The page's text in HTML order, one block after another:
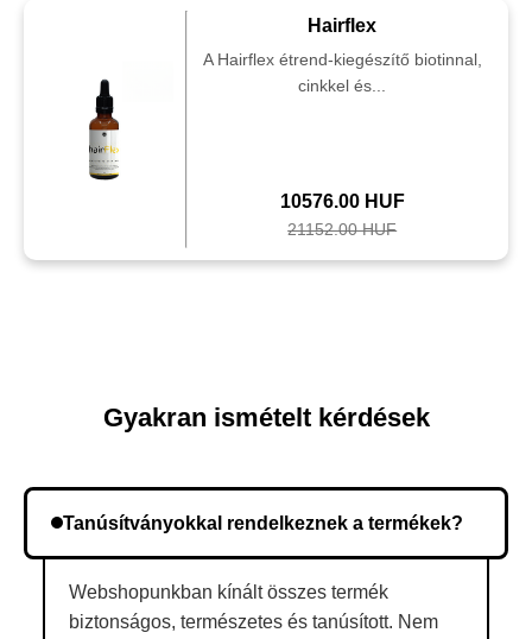
Hairflex
A Hairflex étrend-kiegészítő biotinnal,
cinkkel és...
10576.00 HUF
21152.00 HUF
Gyakran ismételt kérdések
Tanúsítványokkal rendelkeznek a termékek?
Webshopunkban kínált összes termék
biztonságos, természetes és tanúsított. Nem